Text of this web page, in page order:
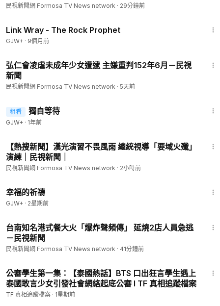
民視新聞網 Formosa TV News network · 29分鐘前
Link Wray - The Rock Prophet
GJW+ · 9個月前
弘仁會凌虐未成年少女遭逮 主嫌重判152年6月－民視
新聞
民視新聞網 Formosa TV News network · 5天前
租看 獨自等待
GJW+ · 1年前
【熱搜新聞】漢光演習不畏風雨 總統視導「要域火殲」
演練｜民視新聞｜
民視新聞網 Formosa TV News network · 2小時前
幸福的祈禱
GJW+ · 2星期前
台南知名港式餐大火「爆炸聲頻傳」 延燒2店人員急逃
－民視新聞
民視新聞網 Formosa TV News network · 41分鐘前
公審學生第一集：【泰國熱話】BTS 口出狂言學生遇上
泰國敢言少女引發社會網絡起底公審 I TF 真相追蹤檔案
TF 真相追蹤檔案 · 1星期前